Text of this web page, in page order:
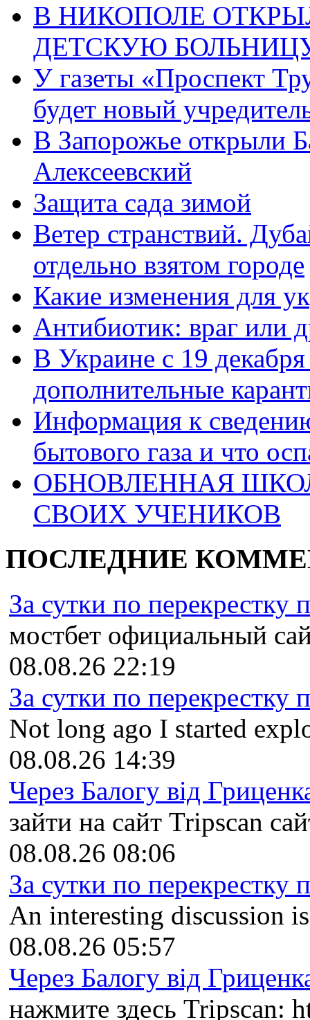
В НИКОПОЛЕ
ДЕТСКУЮ
У газеты «Проспект
будет новый
В Запорожье открыли
Алексеевский
Защита сада зимой
Ветер странствий.
отдельно взятом городе
Какие изменения для
Антибиотик: враг или
В Украине с 19 декабря
дополнительные
Информация к
бытового газа и что
ОБНОВЛЕННАЯ
СВОИХ УЧЕНИКОВ
ПОСЛЕДНИЕ
За сутки по перекрестку
мостбет официальный
08.08.26 22:19
За сутки по перекрестку
Not long ago I started
08.08.26 14:39
Через Балогу від
зайти на сайт Tripscan
08.08.26 08:06
За сутки по перекрестку
An interesting discussion
08.08.26 05:57
Через Балогу від
нажмите здесь Tripscan: